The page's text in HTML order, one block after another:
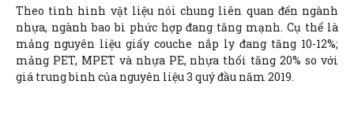
Theo tình hình vật liệu nói chung liên quan đến ngành
nhựa, ngành bao bì phức hợp đang tăng mạnh. Cụ thể là
mảng nguyên liệu giấy couche nắp ly đang tăng 10-12%;
mảng PET, MPET và nhựa PE, nhựa thổi tăng 20% so với
giá trung bình của nguyên liệu 3 quý đầu năm 2019.